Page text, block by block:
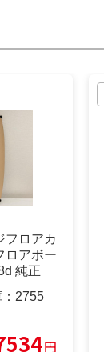
フロアカ
ロアボー
純正
2755
円